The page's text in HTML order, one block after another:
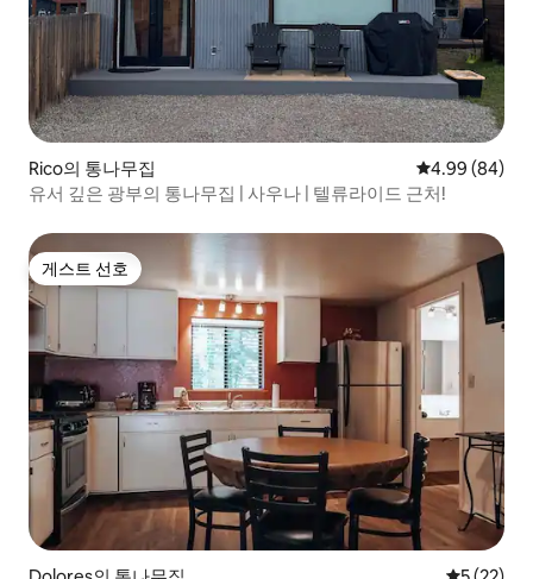
Rico의 통나무집 평점 4.99점(5
4.99 (84)
유서 깊은 광부의 통나무집 | 사우나 | 텔류라이드 근처!
게스트 선호
게스트 선호